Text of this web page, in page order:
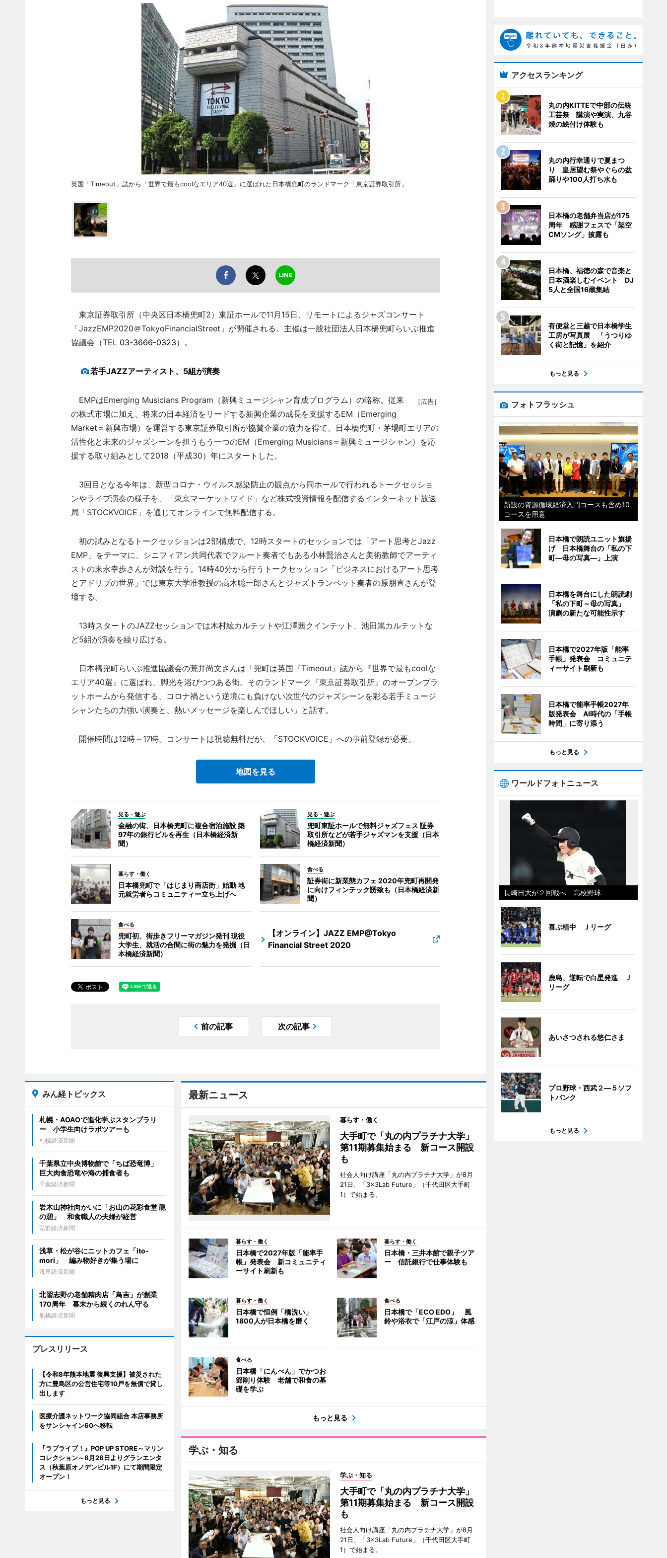
英国「Timeout」誌から「世界で最もcoolなエリア40選」に選ばれた日本橋兜町のランドマーク「東京証券取引所」
東京証券取引所（中央区日本橋兜町2）東証ホールで11月15日、リモートによるジャズコンサート
「JazzEMP2020＠TokyoFinancialStreet」が開催される。主催は一般社団法人日本橋兜町らいぶ推進
協議会（TEL 03-3666-0323）。
若手JAZZアーティスト、5組が演奏
［広告］
EMPはEmerging Musicians Program（新興ミュージシャン育成プログラム）の略称。従来
の株式市場に加え、将来の日本経済をリードする新興企業の成長を支援するEM（Emerging
Market＝新興市場）を運営する東京証券取引所が協賛企業の協力を得て、日本橋兜町・茅場町エリアの
活性化と未来のジャズシーンを担うもう一つのEM（Emerging Musicians＝新興ミュージシャン）を応
援する取り組みとして2018（平成30）年にスタートした。
3回目となる今年は、新型コロナ・ウイルス感染防止の観点から同ホールで行われるトークセッショ
ンやライブ演奏の様子を、「東京マーケットワイド」など株式投資情報を配信するインターネット放送
局「STOCKVOICE」を通じてオンラインで無料配信する。
初の試みとなるトークセッションは2部構成で、12時スタートのセッションでは「アート思考とJazz
EMP」をテーマに、シニフィアン共同代表でフルート奏者でもある小林賢治さんと美術教師でアーティ
ストの末永幸歩さんが対談を行う。14時40分から行うトークセッション「ビジネスにおけるアート思考
とアドリブの世界」では東京大学准教授の高木聡一郎さんとジャズトランペット奏者の原朋直さんが登
壇する。
13時スタートのJAZZセッションでは木村紘カルテットや江澤茜クインテット、池田篤カルテットな
ど5組が演奏を繰り広げる。
日本橋兜町らいぶ推進協議会の荒井尚文さんは「兜町は英国『Timeout』誌から『世界で最もcoolな
エリア40選』に選ばれ、脚光を浴びつつある街。そのランドマーク『東京証券取引所』のオープンプラ
ットホームから発信する、コロナ禍という逆境にも負けない次世代のジャズシーンを彩る若手ミュージ
シャンたちの力強い演奏と、熱いメッセージを楽しんでほしい」と話す。
開催時間は12時～17時。コンサートは視聴無料だが、「STOCKVOICE」への事前登録が必要。
地図を見る
見る・遊ぶ
金融の街、日本橋兜町に複合宿泊施設 築
97年の銀行ビルを再生（日本橋経済新
聞）
見る・遊ぶ
兜町東証ホールで無料ジャズフェス 証券
取引所などが若手ジャズマンを支援（日本
橋経済新聞）
暮らす・働く
日本橋兜町で「はじまり商店街」始動 地
元就労者らコミュニティー立ち上げへ
食べる
証券街に新業態カフェ 2020年兜町再開発
に向けフィンテック誘致も（日本橋経済新
聞）
食べる
兜町初、街歩きフリーマガジン発刊 現役
大学生、就活の合間に街の魅力を発掘（日
本橋経済新聞）
【オンライン】JAZZ EMP@Tokyo
Financial Street 2020
前の記事 次の記事
最新ニュース
暮らす・働く
大手町で「丸の内プラチナ大学」
第11期募集始まる 新コース開設
も
社会人向け講座「丸の内プラチナ大学」が8月
21日、「3×3Lab Future」（千代田区大手町
1）で始まる。
暮らす・働く
日本橋で2027年版「能率手
帳」発表会 新コミュニティ
ーサイト刷新も
暮らす・働く
日本橋・三井本館で親子ツア
ー 信託銀行で仕事体験も
暮らす・働く
日本橋で恒例「橋洗い」
1800人が日本橋を磨く
食べる
日本橋で「ECO EDO」 風
鈴や浴衣で「江戸の涼」体感
食べる
日本橋「にんべん」でかつお
節削り体験 老舗で和食の基
礎を学ぶ
もっと見る
学ぶ・知る
学ぶ・知る
大手町で「丸の内プラチナ大学」
第11期募集始まる 新コース開設
も
社会人向け講座「丸の内プラチナ大学」が8月
21日、「3×3Lab Future」（千代田区大手町
1）で始まる。
みん経トピックス
札幌・AOAOで進化学ぶスタンプラリ
ー 小学生向けラボツアーも
札幌経済新聞
千葉県立中央博物館で「ちば恐竜博」
巨大肉食恐竜や海の捕食者も
千葉経済新聞
岩木山神社向かいに「お山の花彩食堂 龍
の憩」 和食職人の夫婦が経営
弘前経済新聞
浅草・松が谷にニットカフェ「ito-
mori」 編み物好きが集う場に
浅草経済新聞
北習志野の老舗精肉店「鳥吉」が創業
170周年 幕末から続くのれん守る
船橋経済新聞
プレスリリース
【令和8年熊本地震 復興支援】被災された
方に豊島区の公営住宅等10戸を無償で貸し
出します
医療介護ネットワーク協同組合 本店事務所
をサンシャイン60へ移転
『ラブライブ！』POP UP STORE～マリン
コレクション～8月28日よりグランエンタ
ス（秋葉原オノデンビル1F）にて期間限定
オープン！
もっと見る
アクセスランキング
丸の内KITTEで中部の伝統
工芸祭 講演や実演、九谷
焼の絵付け体験も
丸の内行幸通りで夏まつ
り 皇居望む祭やぐらの盆
踊りや100人打ち水も
日本橋の老舗弁当店が175
周年 感謝フェスで「架空
CMソング」披露も
日本橋、福徳の森で音楽と
日本酒楽しむイベント DJ
5人と全国16蔵集結
有便堂と三越で日本橋学生
工房が写真展 「うつりゆ
く街と記憶」を紹介
もっと見る
フォトフラッシュ
新設の資源循環経済入門コースも含め10
コースを用意
日本橋で朗読ユニット旗揚
げ 日本橋舞台の「私の下
町―母の写真―」上演
日本橋を舞台にした朗読劇
「私の下町～母の写真」
演劇の新たな可能性示す
日本橋で2027年版「能率
手帳」発表会 コミュニテ
ィーサイト刷新も
日本橋で能率手帳2027年
版発表会 AI時代の「手帳
時間」に寄り添う
もっと見る
ワールドフォトニュース
長崎日大が２回戦へ 高校野球
喜ぶ植中 Ｊリーグ
鹿島、逆転で白星発進 Ｊ
リーグ
あいさつされる悠仁さま
プロ野球・西武２―５ソフ
トバンク
もっと見る